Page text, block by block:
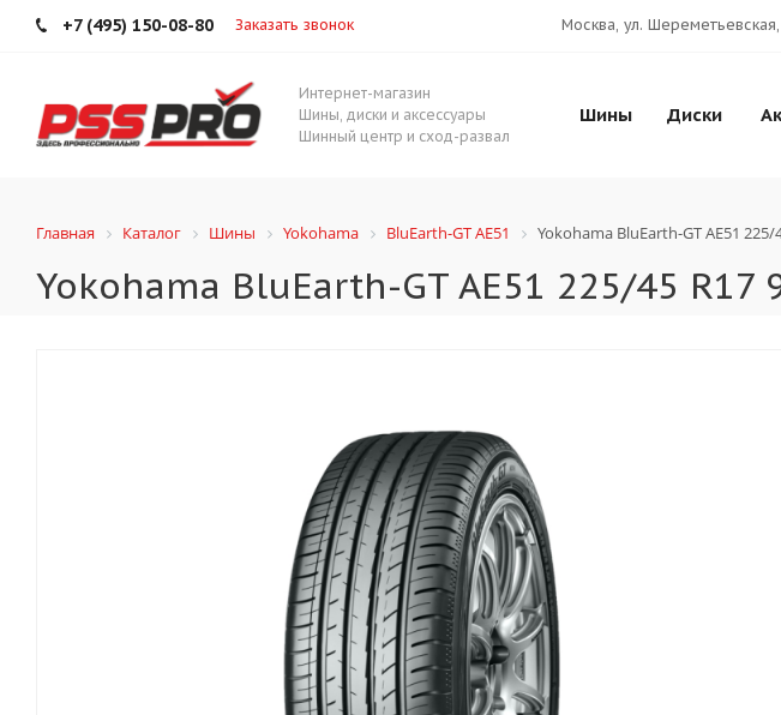
+7 (495) 150-08-80 Заказать звонок Москва, ул.
Интернет-магазин
Шины, диски и аксессуары
Шинный центр и сход-развал
Шины Диски
Главная Каталог Шины Yokohama BluEarth-GT AE51 Yokohama BluEarth-GT AE51 225/
Yokohama BluEarth-GT AE51 225/45 R17